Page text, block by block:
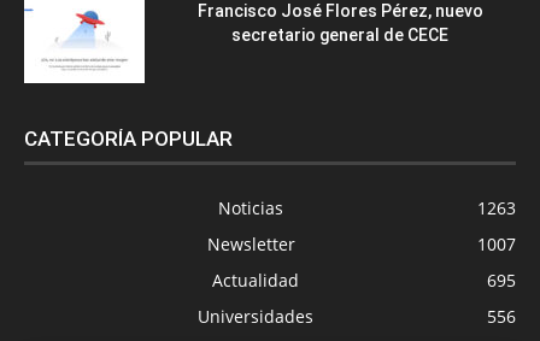
Francisco José Flores Pérez, nuevo
secretario general de CECE
CATEGORÍA POPULAR
Noticias
1263
Newsletter
1007
Actualidad
695
Universidades
556